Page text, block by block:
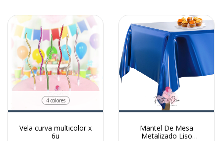
4 colores
Vela curva multicolor x
6u
Mantel De Mesa
Metalizado Liso